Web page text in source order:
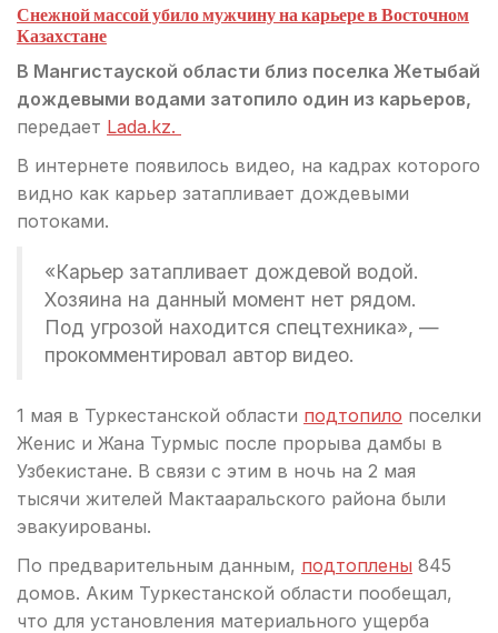
Снежной массой убило мужчину на карьере в Восточном
Казахстане
В Мангистауской области близ поселка Жетыбай
дождевыми водами затопило один из карьеров,
передает Lada.kz.
В интернете появилось видео, на кадрах которого
видно как карьер затапливает дождевыми
потоками.
«Карьер затапливает дождевой водой.
Хозяина на данный момент нет рядом.
Под угрозой находится спецтехника», —
прокомментировал автор видео.
1 мая в Туркестанской области подтопило поселки
Женис и Жана Турмыс после прорыва дамбы в
Узбекистане. В связи с этим в ночь на 2 мая
тысячи жителей Мактааральского района были
эвакуированы.
По предварительным данным, подтоплены 845
домов. Аким Туркестанской области пообещал,
что для установления материального ущерба